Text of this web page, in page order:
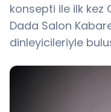
konsepti ile ilk kez
Dada Salon
dinleyicileriyle